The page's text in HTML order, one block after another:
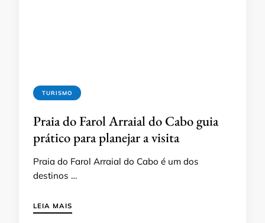
TURISMO
Praia do Farol Arraial do Cabo guia
prático para planejar a visita
Praia do Farol Arraial do Cabo é um dos
destinos …
LEIA MAIS